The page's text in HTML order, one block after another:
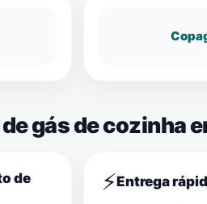
gás de cozinha
de
⚡Entrega